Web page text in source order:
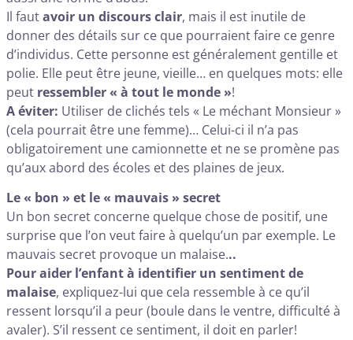
Il fautavoir un discours clair, mais il est inutile de
donner des détails sur ce que pourraient faire ce genre
d’individus. Cette personne est généralement gentille et
polie. Elle peut être jeune, vieille… en quelques mots: elle
peut ressembler « à tout le monde »!
A éviter: Utiliser de clichés tels « Le méchant Monsieur »
(cela pourrait être une femme)… Celui-ci il n’a pas
obligatoirement une camionnette et ne se promène pas
qu’aux abord des écoles et des plaines de jeux.
Le « bon » et le « mauvais » secret
Un bon secret concerne quelque chose de positif, une
surprise que l’on veut faire à quelqu’un par exemple. Le
mauvais secret provoque un malaise...
Pour aider l’enfant à identifier un sentiment de
malaise, expliquez-lui que cela ressemble à ce qu’il
ressent lorsqu’il a peur (boule dans le ventre, difficulté à
avaler). S’il ressent ce sentiment, il doit en parler!